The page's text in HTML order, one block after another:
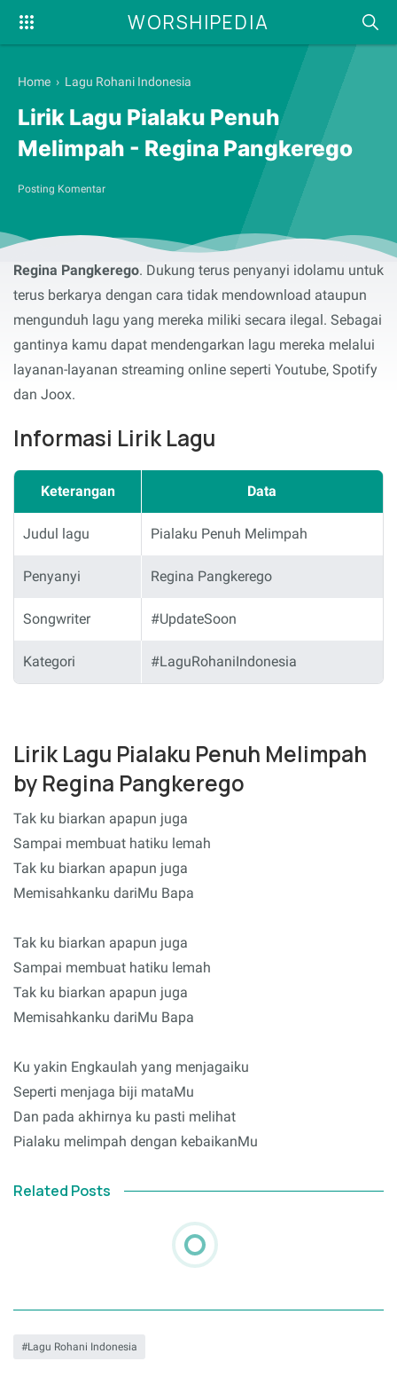
WORSHIPEDIA
Home › Lagu Rohani Indonesia
Lirik Lagu Pialaku Penuh
Melimpah - Regina Pangkerego
Posting Komentar
Syalom, selamat membaca serta menyanyikan lirik lagu
rohani
Pialaku Penuh Melimpah
yang dibawakan oleh
Regina Pangkerego. Dukung terus penyanyi idolamu untuk
terus berkarya dengan cara tidak mendownload ataupun
mengunduh lagu yang mereka miliki secara ilegal. Sebagai
gantinya kamu dapat mendengarkan lagu mereka melalui
layanan-layanan streaming online seperti Youtube, Spotify
dan Joox.
Informasi Lirik Lagu
Keterangan Data
Judul lagu Pialaku Penuh Melimpah
Penyanyi Regina Pangkerego
Songwriter #UpdateSoon
Kategori #LaguRohaniIndonesia
Lirik Lagu Pialaku Penuh Melimpah
by Regina Pangkerego
Tak ku biarkan apapun juga
Sampai membuat hatiku lemah
Tak ku biarkan apapun juga
Memisahkanku dariMu Bapa
Tak ku biarkan apapun juga
Sampai membuat hatiku lemah
Tak ku biarkan apapun juga
Memisahkanku dariMu Bapa
Ku yakin Engkaulah yang menjagaiku
Seperti menjaga biji mataMu
Dan pada akhirnya ku pasti melihat
Pialaku melimpah dengan kebaikanMu
Related Posts
Lagu Rohani Indonesia